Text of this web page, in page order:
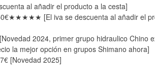
al añadir el producto a la cesta]
[El iva se descuenta al añadir el
2024, primer grupo hidraulico Chino
la mejor opción en grupos Shimano ahora]
[Novedad 2025]